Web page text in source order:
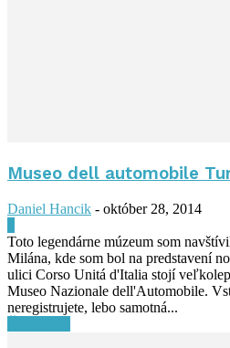
Museo dell automobile
Daniel Hancik - október 28, 2014
Toto legendárne múzeum som
Milána, kde som bol na predstavení
ulici Corso Unitá d'Italia stojí
Museo Nazionale dell'Automobile.
neregistrujete, lebo samotná...